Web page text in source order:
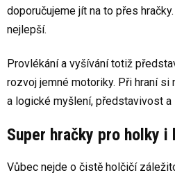
doporučujeme jít na to přes
nejlepší.
Provlékání a vyšívání totiž
rozvoj jemné motoriky. Při hraní
a logické myšlení, představivost
Super hračky pro holky i
Vůbec nejde o čistě holčičí